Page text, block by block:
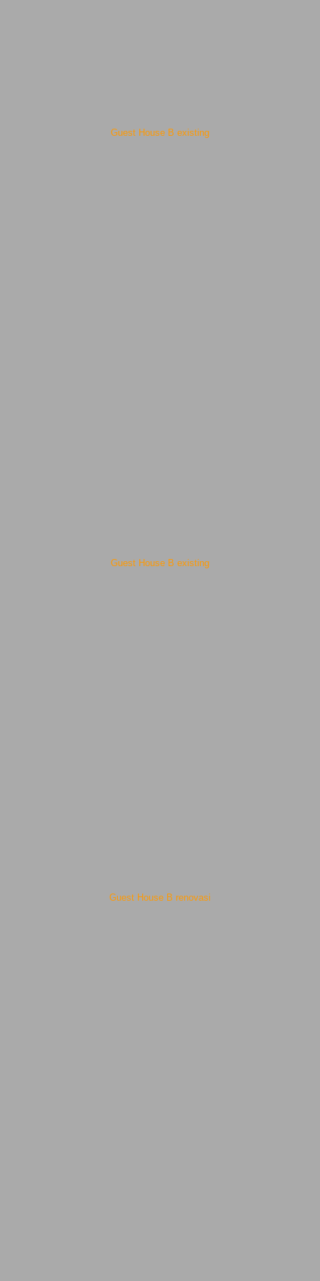
Guest House B existing
Guest House B existing
Guest House B renovasi